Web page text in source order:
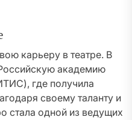
карьеру в театре. В
академию
где получила
своему таланту и
стала одной из ведущих